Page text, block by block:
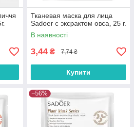
Тканевая маска для лица
Sadoer с эксрактом овса, 25 г.
В наявності
3,44 ₴ 7,74 ₴
Купити
–56%